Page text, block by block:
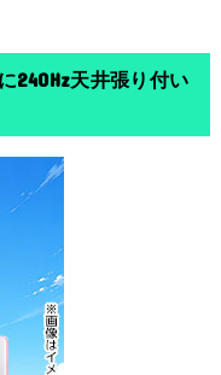
240Hz天井張り付い